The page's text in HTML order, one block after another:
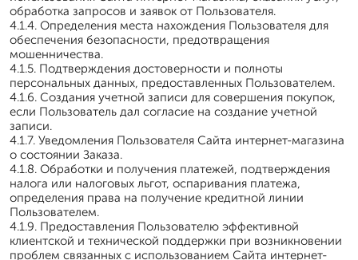
обработка запросов и заявок от Пользователя.
4.1.4. Определения места нахождения Пользователя для
обеспечения безопасности, предотвращения
мошенничества.
4.1.5. Подтверждения достоверности и полноты
персональных данных, предоставленных Пользователем.
4.1.6. Создания учетной записи для совершения покупок,
если Пользователь дал согласие на создание учетной
записи.
4.1.7. Уведомления Пользователя Сайта интернет-магазина
о состоянии Заказа.
4.1.8. Обработки и получения платежей, подтверждения
налога или налоговых льгот, оспаривания платежа,
определения права на получение кредитной линии
Пользователем.
4.1.9. Предоставления Пользователю эффективной
клиентской и технической поддержки при возникновении
проблем связанных с использованием Сайта интернет-